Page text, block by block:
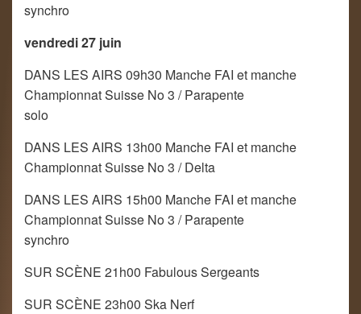
synchro
vendredi 27 juin
DANS LES AIRS 09h30 Manche FAI et manche
Championnat Suisse No 3 / Parapente
solo
DANS LES AIRS 13h00 Manche FAI et manche
Championnat Suisse No 3 / Delta
DANS LES AIRS 15h00 Manche FAI et manche
Championnat Suisse No 3 / Parapente
synchro
SUR SCÈNE 21h00 Fabulous Sergeants
SUR SCÈNE 23h00 Ska Nerf